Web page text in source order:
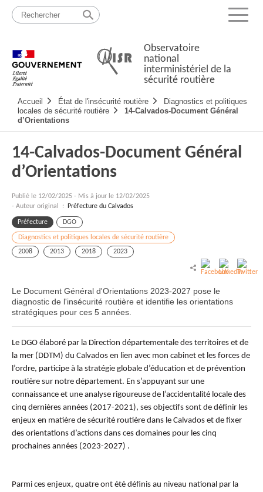
Passer
contenu
Menu
Observatoire
national
interministériel de la
sécurité routière
principale
Accueil État de l'insécurité routière
Diagnostics et politiques
locales de sécurité routière
14-Calvados-Document Général
d’Orientations
14-Calvados-Document Général
d’Orientations
Publié le 12/02/2025 - Mis à jour le 12/02/2025
- Auteur original :
Préfecture du Calvados
Préfecture DGO
Diagnostics et politiques locales de sécurité routière
2008
2013 2018 2023
Le Document Général d'Orientations 2023-2027 pose le
diagnostic de l'insécurité routière et identifie les orientations
stratégiques pour ces 5 années.
Le DGO élaboré par la Direction départementale des territoires et de
la mer (DDTM) du Calvados en lien avec mon cabinet et les forces de
l’ordre, participe à la stratégie globale d’éducation et de prévention
routière sur notre département. En s’appuyant sur une
connaissance et une analyse rigoureuse de l’accidentalité locale des
cinq dernières années (2017-2021), ses objectifs sont de définir les
enjeux en matière de sécurité routière dans le Calvados et de fixer
des orientations d’actions dans ces domaines pour les cinq
prochaines années (2023-2027) .
Parmi ces enjeux, quatre ont été définis au niveau national par la